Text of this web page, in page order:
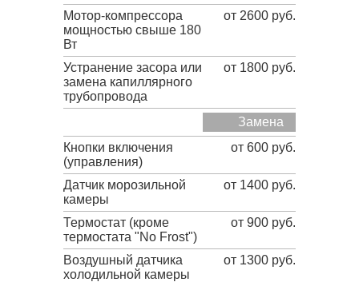
Мотор-компрессора
мощностью свыше 180
Вт
от 2600 руб.
Устранение засора или
замена капиллярного
трубопровода
от 1800 руб.
Замена
Кнопки включения
(управления)
от 600 руб.
Датчик морозильной
камеры
от 1400 руб.
Термостат (кроме
термостата "No Frost")
от 900 руб.
Воздушный датчика
холодильной камеры
от 1300 руб.